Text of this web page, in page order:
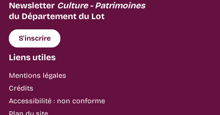
Newsletter Culture - Patrimoines
du Département du Lot
S'inscrire
Liens utiles
Mentions légales
Crédits
Accessibilité : non conforme